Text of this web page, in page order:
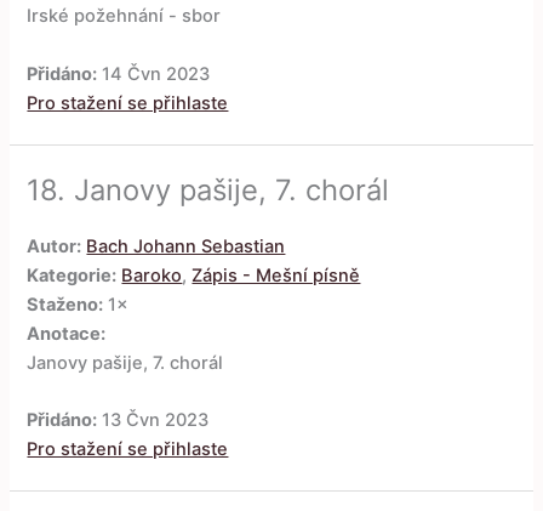
Irské požehnání - sbor
Přidáno: 14 Čvn 2023
Pro stažení se přihlaste
18. Janovy pašije, 7. chorál
Autor: Bach Johann Sebastian
Kategorie: Baroko,Zápis - Mešní písně
Staženo: 1×
Anotace:
Janovy pašije, 7. chorál
Přidáno: 13 Čvn 2023
Pro stažení se přihlaste